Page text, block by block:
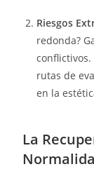
Riesgos
redonda?
rutas de
en la
La